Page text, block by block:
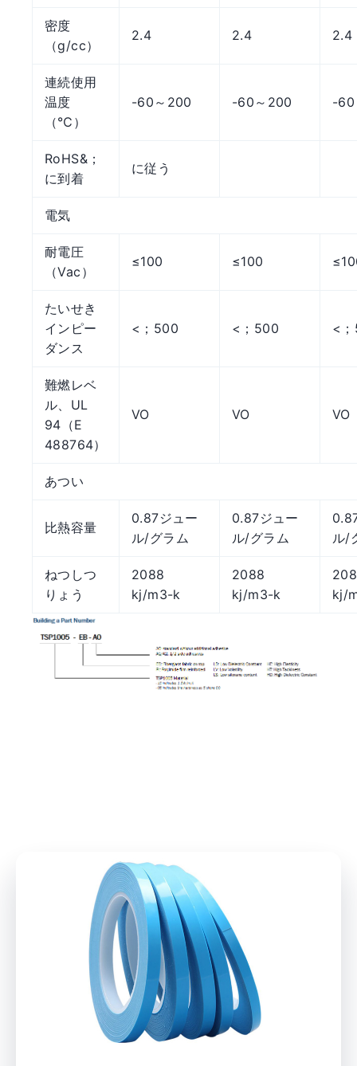
密度
（g/cc）
2.4 2.4 2.4
連続使用
温度
（℃）
-60～200 -60～200 -60
RoHS&；
に到着
に従う
電気
耐電圧
（Vac）
≤100 ≤100
たいせき
インピー
ダンス
<；500 <；500 <
難燃レベ
ル、UL
94（E
488764）
VO VO VO
あつい
比熱容量
0.87ジュー
ル/グラム
0.87ジュー
ル/グラム
ル/
ねつしつ
りょう
2088
kj/m3-k
2088
kj/m3-k
kj/